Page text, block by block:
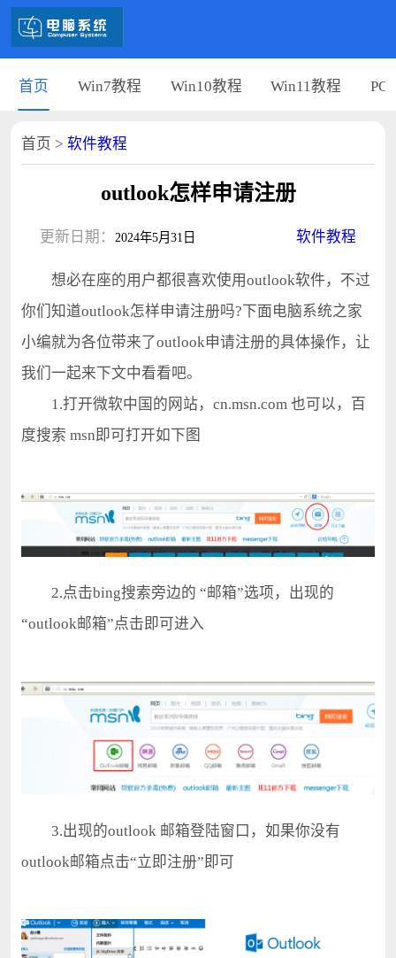
首页 Win7教程 Win10教程 Win11教程 PC
首页 > 软件教程
outlook怎样申请注册
更新日期： 2024年5月31日 软件教程
想必在座的用户都很喜欢使用outlook软件，不过
你们知道outlook怎样申请注册吗?下面电脑系统之家
小编就为各位带来了outlook申请注册的具体操作，让
我们一起来下文中看看吧。
1.打开微软中国的网站，cn.msn.com 也可以，百
度搜索 msn即可打开如下图
2.点击bing搜索旁边的 “邮箱”选项，出现的
“outlook邮箱”点击即可进入
3.出现的outlook 邮箱登陆窗口，如果你没有
outlook邮箱点击“立即注册”即可